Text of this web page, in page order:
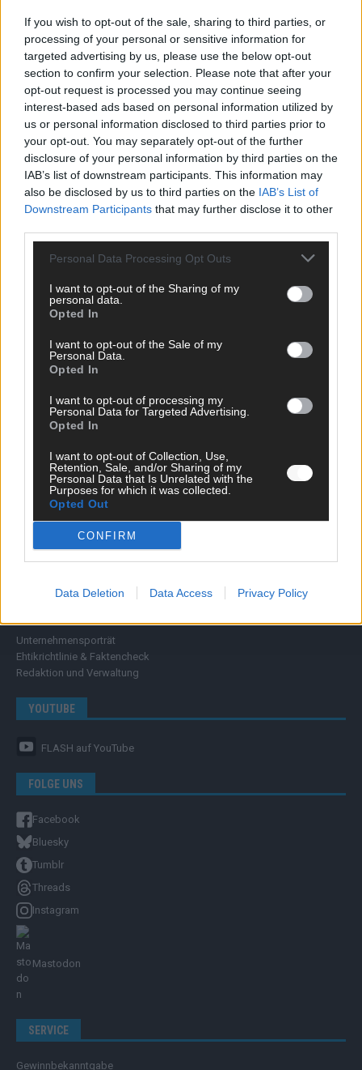
If you wish to opt-out of the sale, sharing to third parties, or
processing of your personal or sensitive information for
targeted advertising by us, please use the below opt-out
section to confirm your selection. Please note that after your
opt-out request is processed you may continue seeing
interest-based ads based on personal information utilized by
us or personal information disclosed to third parties prior to
your opt-out. You may separately opt-out of the further
disclosure of your personal information by third parties on the
IAB’s list of downstream participants. This information may
also be disclosed by us to third parties on the IAB’s List of
Downstream Participants that may further disclose it to other
Personal Data Processing Opt Outs
I want to opt-out of the Sharing of my
personal data.
Opted In
I want to opt-out of the Sale of my
Personal Data.
Opted In
I want to opt-out of processing my
Personal Data for Targeted Advertising.
Opted In
I want to opt-out of Collection, Use,
Retention, Sale, and/or Sharing of my
Personal Data that Is Unrelated with the
Purposes for which it was collected.
Opted Out
CONFIRM
Data Deletion Data Access Privacy Policy
Nachrichten
Ratgeber
Wissen
Kommentar
Streams & Storys
Eurovision
FLASH – DAS VIDEOPORTAL
Unternehmensporträt
Ehtikrichtlinie & Faktencheck
Redaktion und Verwaltung
YOUTUBE
FLASH auf YouTube
FOLGE UNS
Facebook
Bluesky
Tumblr
Threads
Instagram
Mastodon
SERVICE
Gewinnbekanntgabe